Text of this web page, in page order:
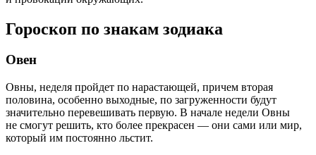
Гороскоп по знакам зодиака
Овен
Овны, неделя пройдет по нарастающей, причем вторая
половина, особенно выходные, по загруженности будут
значительно перевешивать первую. В начале недели Овны
не смогут решить, кто более прекрасен — они сами или мир,
который им постоянно льстит.